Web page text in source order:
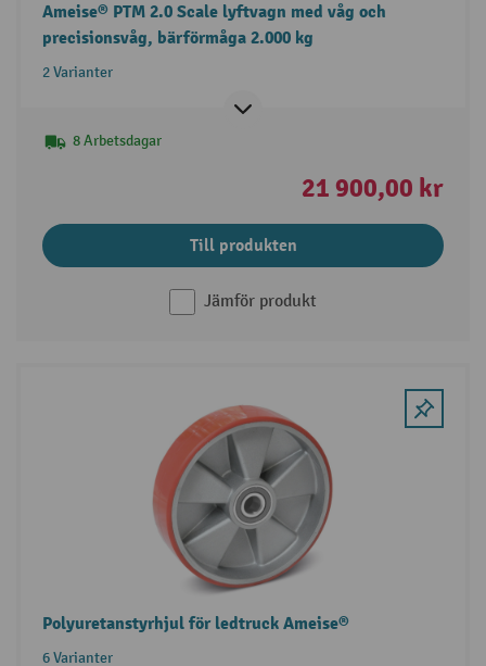
Ameise® PTM 2.0 Scale lyftvagn med våg och
precisionsvåg, bärförmåga 2.000 kg
2 Varianter
8 Arbetsdagar
21 900,00 kr
Till produkten
Jämför produkt
Polyuretanstyrhjul för ledtruck Ameise®
6 Varianter